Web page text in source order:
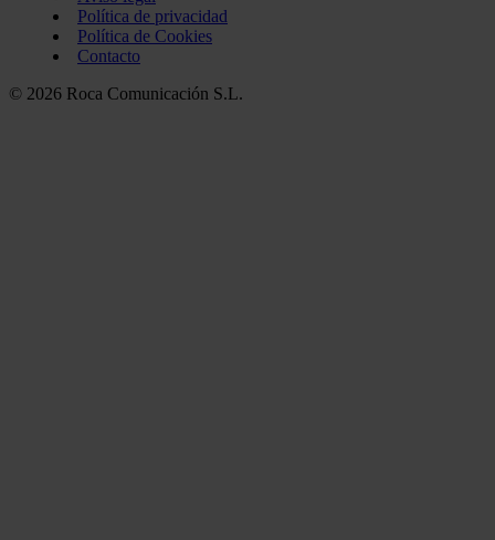
Política de privacidad
Política de Cookies
Contacto
© 2026 Roca Comunicación S.L.